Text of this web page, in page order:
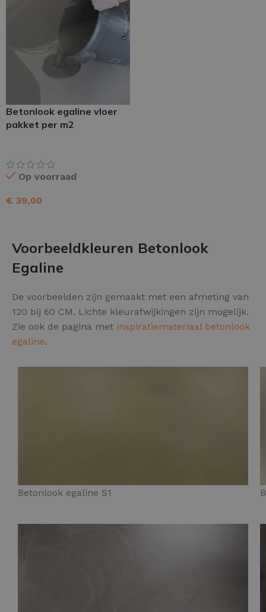
Betonlook egaline vloer
pakket per m2
Op voorraad
€ 39,00
Voorbeeldkleuren Betonlook
Egaline
De voorbeelden zijn gemaakt met een afmeting van
120 bij 60 CM. Lichte kleurafwijkingen zijn mogelijk.
Zie ook de pagina met inspiratiemateriaal betonlook
egaline.
Betonlook egaline S1